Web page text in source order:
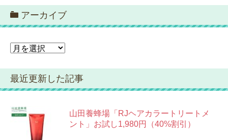
ゴ
リ
ー
アーカイブ
ア
カ
イ
ブ
最近更新した記事
山田養蜂場「RJヘアカラートリートメ
ント」お試し1,980円（40%割引）